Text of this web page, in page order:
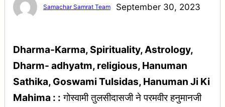
Samachar Samrat Team September 30, 2023
Dharma-Karma, Spirituality, Astrology,
Dharm- adhyatm, religious, Hanuman
Sathika, Goswami Tulsidas, Hanuman Ji Ki
Mahima : : गोस्वामी तुलसीदासजी ने परमवीर हनुमानजी